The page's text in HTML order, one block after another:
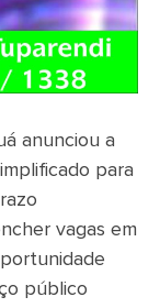
anunciou a
para
vagas em
público